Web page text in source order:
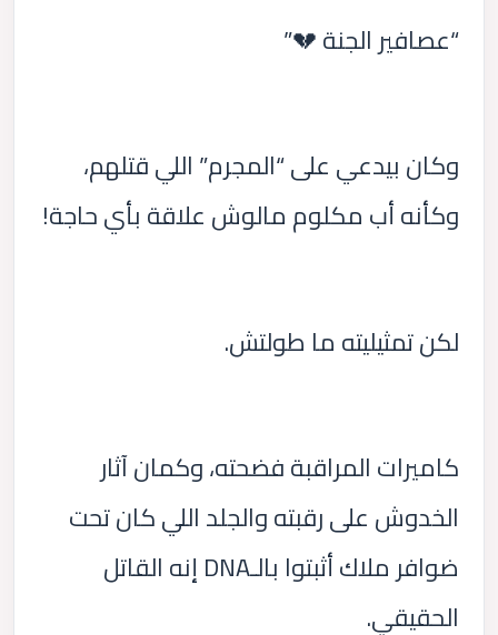
“عصافير الجنة 💔”
وكان بيدعي على “المجرم” اللي قتلهم،
وكأنه أب مكلوم مالوش علاقة بأي حاجة!
لكن تمثيليته ما طولتش.
كاميرات المراقبة فضحته، وكمان آثار
الخدوش على رقبته والجلد اللي كان تحت
ضوافر ملاك أثبتوا بالـDNA إنه القاتل
الحقيقي.